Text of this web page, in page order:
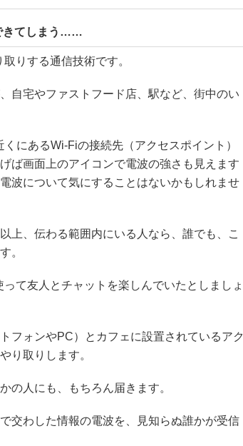
きてしまう……
りする通信技術です。
自宅やファストフード店、駅など、街中のい
にあるWi-Fiの接続先（アクセスポイント）
ば画面上のアイコンで電波の強さも見えます
波について気にすることはないかもしれませ
上、伝わる範囲内にいる人なら、誰でも、こ
。
て友人とチャットを楽しんでいたとしましょ
フォンやPC）とカフェに設置されているアク
り取りします。
人にも、もちろん届きます。
交わした情報の電波を、見知らぬ誰かが受信